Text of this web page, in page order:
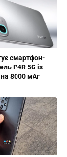
смартфон-
P4R 5G із
8000 мАг